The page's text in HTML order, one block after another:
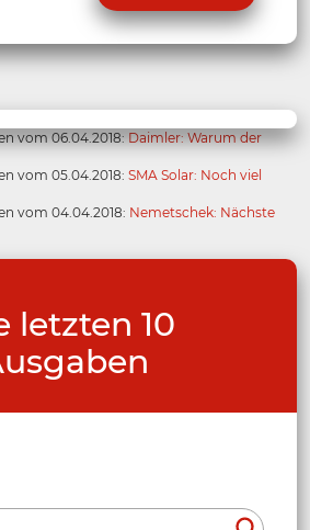
vom 06.04.2018: Daimler: Warum der
vom 05.04.2018: SMA Solar: Noch viel
vom 04.04.2018: Nemetschek: Nächste
letzten 10